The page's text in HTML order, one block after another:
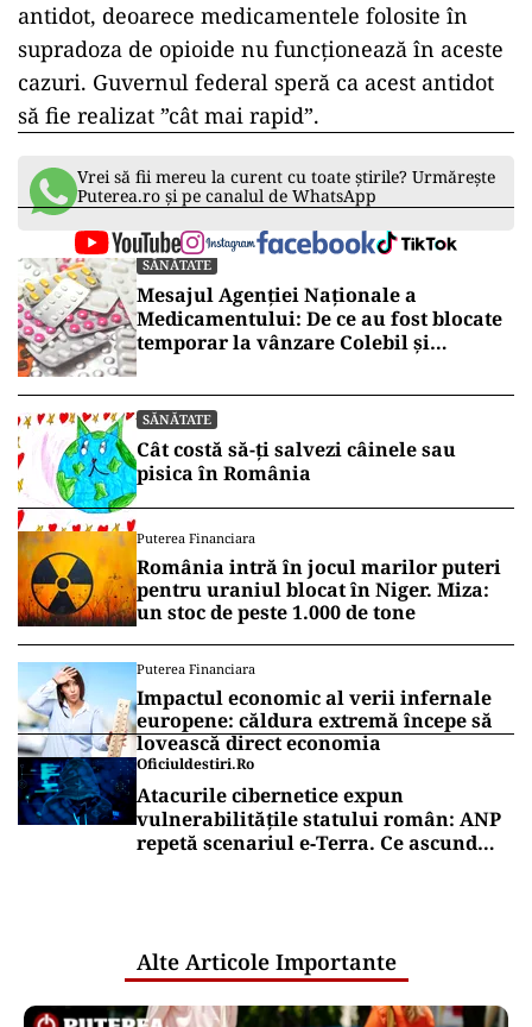
antidot, deoarece medicamentele folosite în
supradoza de opioide nu funcționează în aceste
cazuri. Guvernul federal speră ca acest antidot
să fie realizat ”cât mai rapid”.
Vrei să fii mereu la curent cu toate știrile? Urmărește
Puterea.ro și pe canalul de WhatsApp
SĂNĂTATE
Mesajul Agenției Naționale a
Medicamentului: De ce au fost blocate
temporar la vânzare Colebil și
SĂNĂTATE
Cât costă să-ți salvezi câinele sau
pisica în România
Puterea Financiara
România intră în jocul marilor puteri
pentru uraniul blocat în Niger. Miza:
un stoc de peste 1.000 de tone
Puterea Financiara
Impactul economic al verii infernale
europene: căldura extremă începe să
lovească direct economia
Oficiuldestiri.ro
Atacurile cibernetice expun
vulnerabilitățile statului român: ANP
repetă scenariul e‑Terra. Ce ascund
Alte Articole Importante